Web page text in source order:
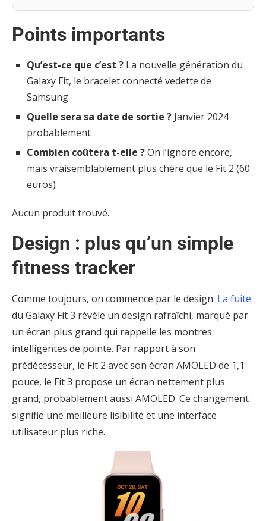
Points importants
Qu’est-ce que c’est ? La nouvelle génération du
Galaxy Fit, le bracelet connecté vedette de
Samsung
Quelle sera sa date de sortie ? Janvier 2024
probablement
Combien coûtera t-elle ?On l’ignore encore,
mais vraisemblablement plus chère que le Fit 2 (60
euros)
Aucun produit trouvé.
Design : plus qu’un simple
fitness tracker
Comme toujours, on commence par le design. La fuite
du Galaxy Fit 3 révèle un design rafraîchi, marqué par
un écran plus grand qui rappelle les montres
intelligentes de pointe. Par rapport à son
prédécesseur, le Fit 2 avec son écran AMOLED de 1,1
pouce, le Fit 3 propose un écran nettement plus
grand, probablement aussi AMOLED. Ce changement
signifie une meilleure lisibilité et une interface
utilisateur plus riche.